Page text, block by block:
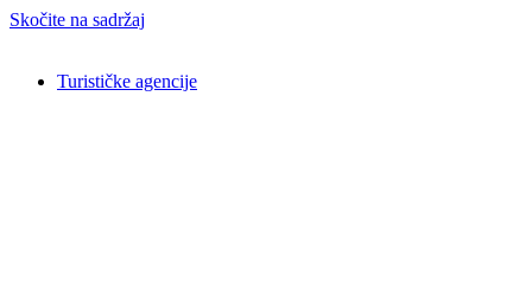
Skočite na sadržaj
Turističke agencije